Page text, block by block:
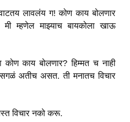
लावलंय ग! कोण काय बोलणार
म्हणेल माझ्याच बायकोला खाऊ
कोण काय बोलणार? हिम्मत च नाही
सगळं अतीच असत. ती मनातच विचार
विचार नको करू.